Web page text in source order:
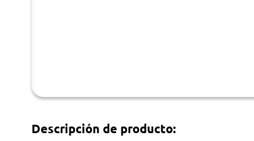
Descripción de producto: